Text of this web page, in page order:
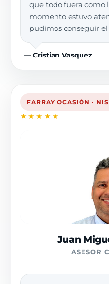
que todo fuera como
momento estuvo
pudimos conseguir el
— Cristian Vasquez
FARRAY OCASIÓN ·
★★★★★
Juan
ASESOR